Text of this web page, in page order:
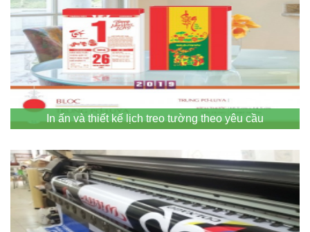
In ấn và thiết kế lịch treo tường theo yêu cầu